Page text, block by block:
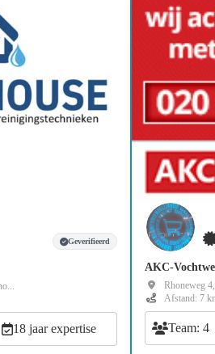
Geverifieerd
18 jaar expertise
AKC-
Rhoneweg
Afstand: 7
Team: 4